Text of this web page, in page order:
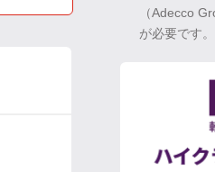
（Adecco
が必要です。